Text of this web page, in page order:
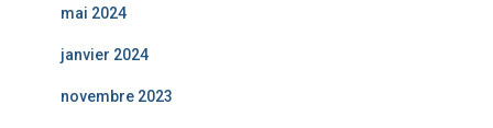
mai 2024
janvier 2024
novembre 2023